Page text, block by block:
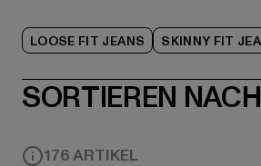
LOOSE FIT JEANS SKINNY FIT
SORTIEREN
176 ARTIKEL